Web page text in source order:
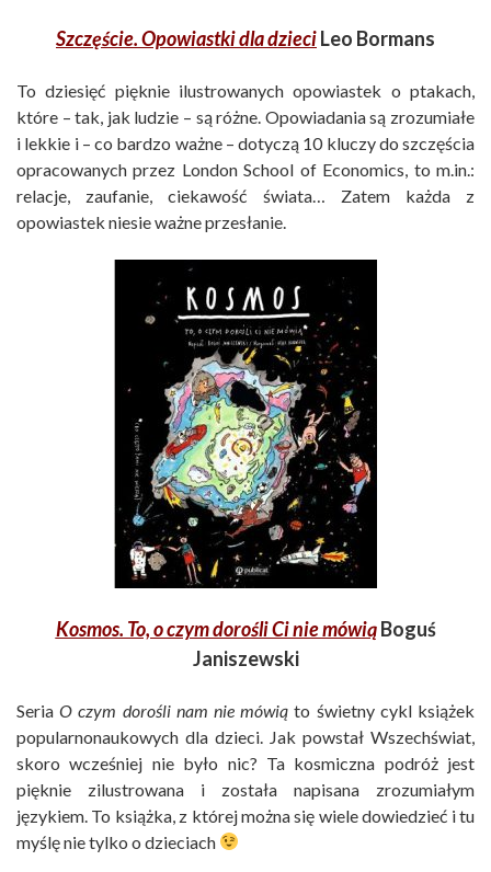
Szczęście. Opowiastki dla dzieciLeo Bormans
To dziesięć pięknie ilustrowanych opowiastek o ptakach,
które – tak, jak ludzie – są różne. Opowiadania są zrozumiałe
i lekkie i – co bardzo ważne – dotyczą 10 kluczy do szczęścia
opracowanych przez London School of Economics, to m.in.:
relacje, zaufanie, ciekawość świata… Zatem każda z
opowiastek niesie ważne przesłanie.
Kosmos. To, o czym dorośli Ci nie mówiąBoguś
Janiszewski
SeriaO czym dorośli nam nie mówią to świetny cykl książek
popularnonaukowych dla dzieci. Jak powstał Wszechświat,
skoro wcześniej nie było nic? Ta kosmiczna podróż jest
pięknie zilustrowana i została napisana zrozumiałym
językiem. To książka, z której można się wiele dowiedzieć i tu
myślę nie tylko o dzieciach